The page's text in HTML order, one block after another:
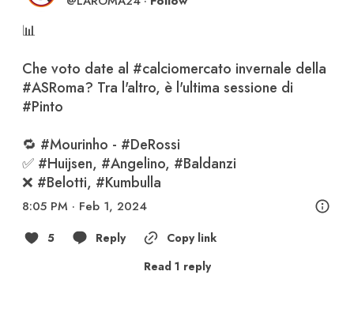
📊
Che voto date al #calciomercato
#ASRoma
#Pinto
🔁 #Mourinho - #DeRossi
✅ #Huijsen, #Angelino, #Baldanzi
❌ #Belotti, #Kumbulla
8:05 PM · Feb 1, 2024
5 Reply
Copy link
Read 1 reply